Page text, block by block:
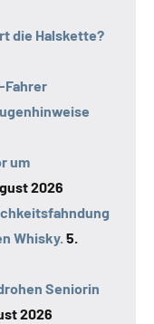
die Halskette?
Fahrer
um
2026
Whisky. 5.
Seniorin
2026